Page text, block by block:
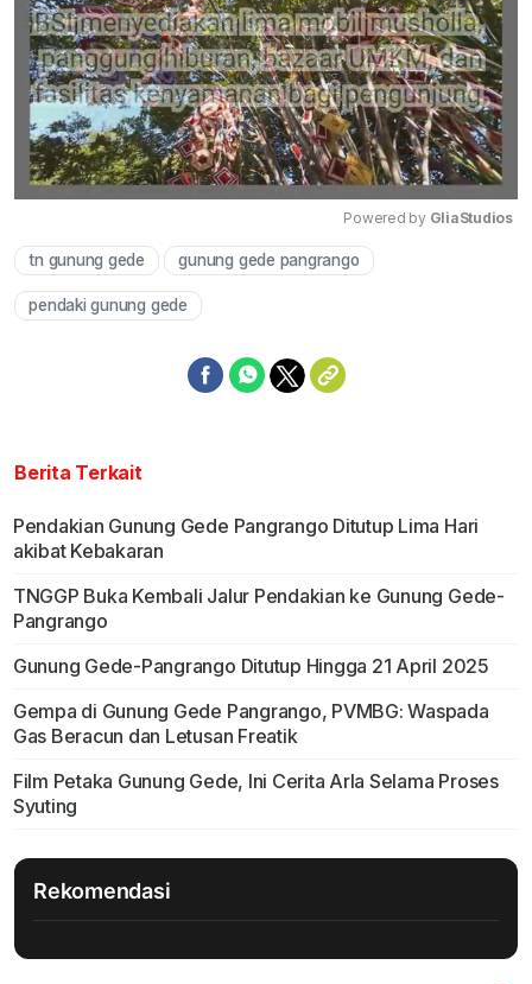
Powered by GliaStudios
tn gunung gede gunung gede pangrango
pendaki gunung gede
Berita Terkait
Pendakian Gunung Gede Pangrango Ditutup Lima Hari
akibat Kebakaran
TNGGP Buka Kembali Jalur Pendakian ke Gunung Gede-
Pangrango
Gunung Gede-Pangrango Ditutup Hingga 21 April 2025
Gempa di Gunung Gede Pangrango, PVMBG: Waspada
Gas Beracun dan Letusan Freatik
Film Petaka Gunung Gede, Ini Cerita Arla Selama Proses
Syuting
Rekomendasi